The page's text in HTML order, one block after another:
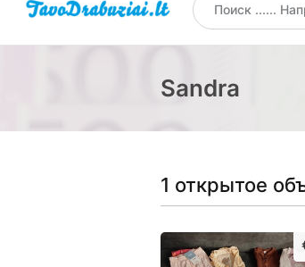
Sandra
1 открытое